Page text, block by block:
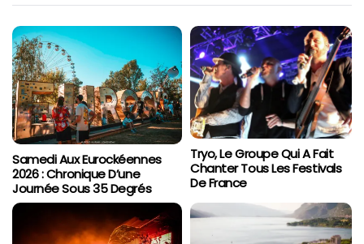
Samedi Aux Eurockéennes
2026 : Chronique D’une
Journée Sous 35 Degrés
Tryo, Le Groupe Qui A Fait
Chanter Tous Les Festivals
De France